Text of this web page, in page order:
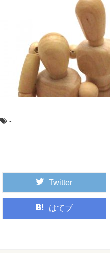
-
Twitter
はてブ